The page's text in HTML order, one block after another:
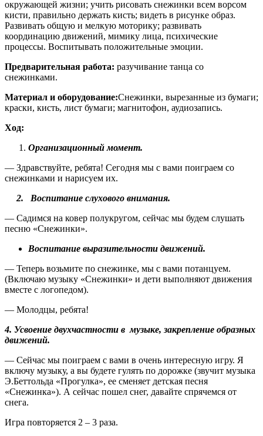
окружающей жизни; учить рисовать снежинки всем ворсом
кисти, правильно держать кисть; видеть в рисунке образ.
Развивать общую и мелкую моторику; развивать
координацию движений, мимику лица, психические
процессы. Воспитывать положительные эмоции.
Предварительная работа: разучивание танца со
снежинками.
Материал и оборудование:Снежинки, вырезанные из бумаги;
краски, кисть, лист бумаги; магнитофон, аудиозапись.
Ход:
Организационный момент.
— Здравствуйте, ребята! Сегодня мы с вами поиграем со
снежинками и нарисуем их.
2. Воспитание слухового внимания.
— Садимся на ковер полукругом, сейчас мы будем слушать
песню «Снежинки».
Воспитание выразительности движений.
— Теперь возьмите по снежинке, мы с вами потанцуем.
(Включаю музыку «Снежинки» и дети выполняют движения
вместе с логопедом).
— Молодцы, ребята!
4. Усвоение двухчастности в музыке, закрепление образных
движений.
— Сейчас мы поиграем с вами в очень интересную игру. Я
включу музыку, а вы будете гулять по дорожке (звучит музыка
Э.Беттольда «Прогулка», ее сменяет детская песня
«Снежинка»). А сейчас пошел снег, давайте спрячемся от
снега.
Игра повторяется 2 – 3 раза.